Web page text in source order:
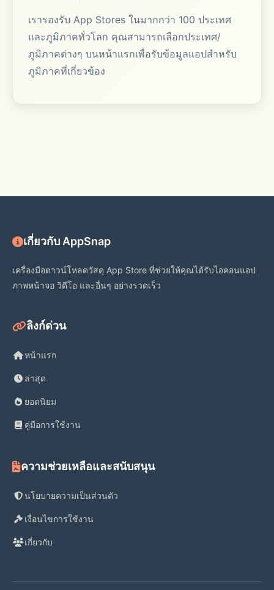
เรารองรับ App Stores ในมากกว่า 100 ประเทศ
และภูมิภาคทั่วโลก คุณสามารถเลือกประเทศ/
ภูมิภาคต่างๆ บนหน้าแรกเพื่อรับข้อมูลแอปสำหรับ
ภูมิภาคที่เกี่ยวข้อง
เกี่ยวกับ AppSnap
เครื่องมือดาวน์โหลดวัสดุ App Store ที่ช่วยให้คุณได้รับไอคอนแอป
ภาพหน้าจอ วิดีโอ และอื่นๆ อย่างรวดเร็ว
ลิงก์ด่วน
หน้าแรก
ล่าสุด
ยอดนิยม
คู่มือการใช้งาน
ความช่วยเหลือและสนับสนุน
นโยบายความเป็นส่วนตัว
เงื่อนไขการใช้งาน
เกี่ยวกับ